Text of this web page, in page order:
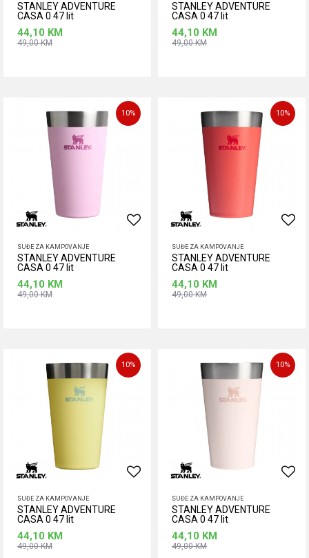
STANLEY ADVENTURE
CASA 0 47 lit
44,10 KM
49,00KM
STANLEY ADVENTURE
CASA 0 47 lit
44,10 KM
49,00KM
10%
SUĐE ZA KAMPOVANJE
STANLEY ADVENTURE
CASA 0 47 lit
44,10 KM
49,00KM
10%
SUĐE ZA KAMPOVANJE
STANLEY ADVENTURE
CASA 0 47 lit
44,10 KM
49,00KM
10%
SUĐE ZA KAMPOVANJE
STANLEY ADVENTURE
CASA 0 47 lit
44,10 KM
49,00KM
10%
SUĐE ZA KAMPOVANJE
STANLEY ADVENTURE
CASA 0 47 lit
44,10 KM
49,00KM